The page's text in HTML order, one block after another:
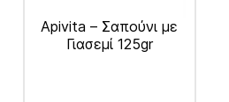
Apivita – Σαπούνι με
Γιασεμί 125gr